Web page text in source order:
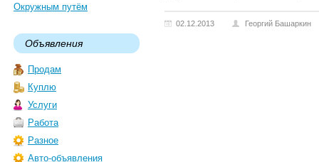
Окружным путём
Объявления
Продам
Куплю
Услуги
Работа
Разное
Авто-объявления
02.12.2013 Георгий Башаркин